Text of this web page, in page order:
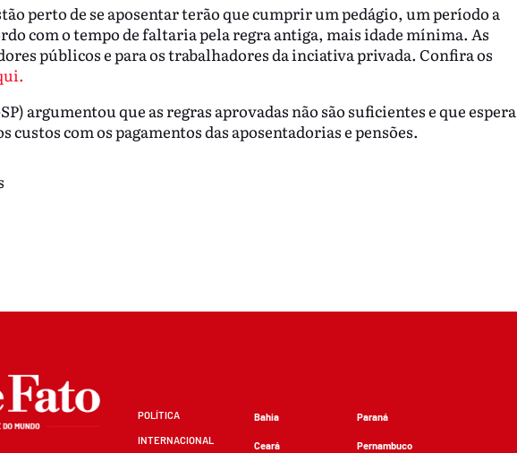
perto de se aposentar terão que cumprir um pedágio, um período a
com o tempo de faltaria pela regra antiga, mais idade mínima. As
públicos e para os trabalhadores da inciativa privada. Confira os
argumentou que as regras aprovadas não são suficientes e que espera
custos com os pagamentos das aposentadorias e pensões.
POLÍTICA
INTERNACIONAL
Bahia
Ceará
Paraná
Pernambuco